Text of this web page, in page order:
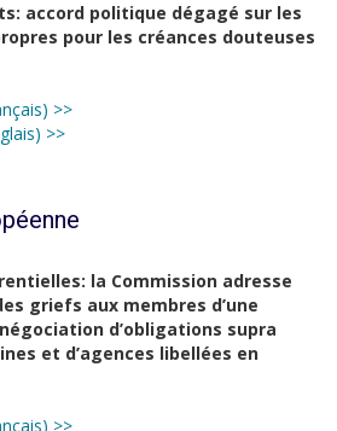
accord politique dégagé sur les
pour les créances douteuses
>>
>>
la Commission adresse
griefs aux membres d’une
d’obligations supra
et d’agences libellées en
>>